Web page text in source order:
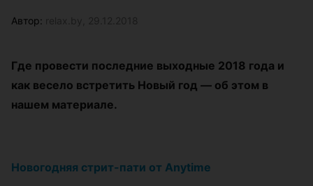
Автор:
Где провести последние выходные 2018 года и
как весело встретить Новый год — об этом в
нашем материале.
Новогодняя стрит-пати от Anytime